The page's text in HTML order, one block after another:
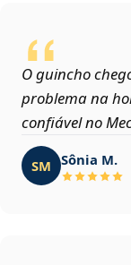
O guincho
problema na
confiável no
SM Sônia M.